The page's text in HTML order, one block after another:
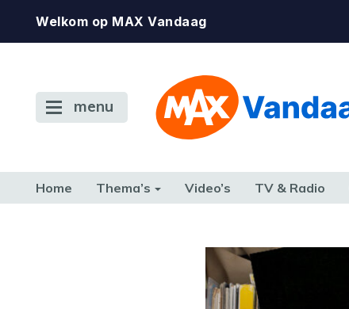
Welkom op MAX Vandaag
menu
Home Thema’s Video’s TV & Radio